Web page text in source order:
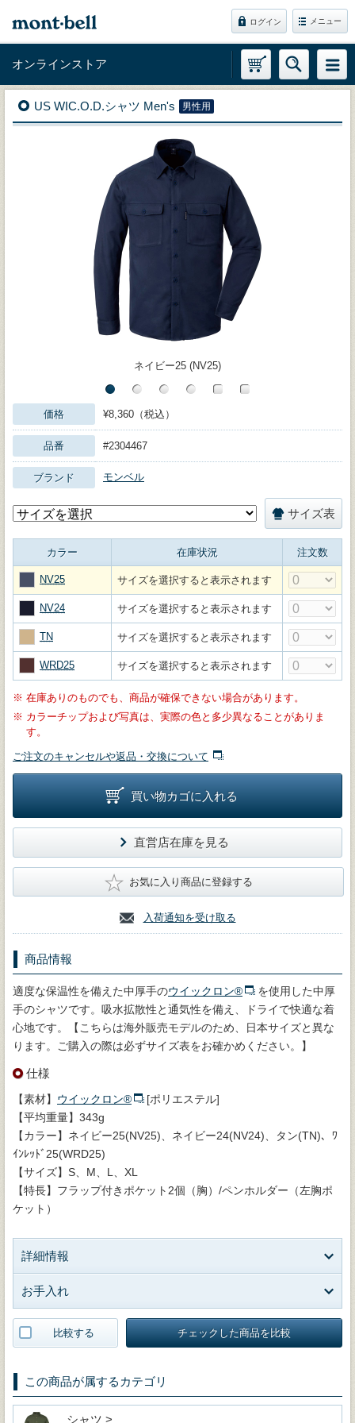
ログイン メニュー
オンラインストア
US WIC.O.D.シャツ Men's 男性用
ネイビー25 (NV25)
価格 ¥8,360（税込）
品番 #2304467
ブランド モンベル
サイズ表
カラー 在庫状況 注文数
NV25 サイズを選択すると表示されます
NV24 サイズを選択すると表示されます
TN サイズを選択すると表示されます
WRD25 サイズを選択すると表示されます
※ 在庫ありのものでも、商品が確保できない場合があります。
※ カラーチップおよび写真は、実際の色と多少異なることがありま
す。
ご注文のキャンセルや返品・交換について
買い物カゴに入れる
直営店在庫を見る
★ お気に入り商品に登録する
入荷通知を受け取る
商品情報
適度な保温性を備えた中厚手のウイックロン®
を使用した中厚
手のシャツです。吸水拡散性と通気性を備え、ドライで快適な着
心地です。【こちらは海外販売モデルのため、日本サイズと異な
ります。ご購入の際は必ずサイズ表をお確かめください。】
仕様
【素材】 ウイックロン®
[ポリエステル]
【平均重量】343g
【カラー】ネイビー25(NV25)、ネイビー24(NV24)、タン(TN)、ﾜ
ｲﾝﾚｯﾄﾞ25(WRD25)
【サイズ】S、M、L、XL
【特長】フラップ付きポケット2個（胸）/ペンホルダー（左胸ポ
ケット）
詳細情報
お手入れ
比較する チェックした商品を比較
この商品が属するカテゴリ
シャツ >